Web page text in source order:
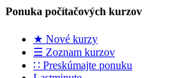
Ponuka počítačových kurzov
★ Nové kurzy
☰ Zoznam kurzov
∷ Preskúmajte ponuku